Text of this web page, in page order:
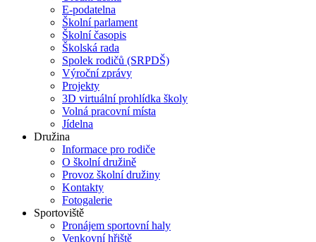
E-podatelna
Školní parlament
Školní časopis
Školská rada
Spolek rodičů (SRPDŠ)
Výroční zprávy
Projekty
3D virtuální prohlídka školy
Volná pracovní místa
Jídelna
Družina
Informace pro rodiče
O školní družině
Provoz školní družiny
Kontakty
Fotogalerie
Sportoviště
Pronájem sportovní haly
Venkovní hřiště